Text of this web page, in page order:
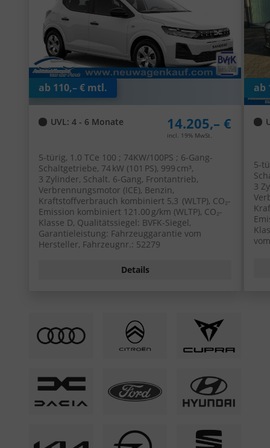
UVL : 4 - 6 Monate 14.205,– €
incl. 19% MwSt.
ab 110,– € mtl.
5-türig, 1.0 TCe 100 ; 74KW/100PS ; 6-Gang-
Schaltgetriebe, 74 kW (101 PS), 999 cm³,
3 Zylinder, Schalt. 6-Gang, Frontantrieb,
Verbrennungsmotor (ICE), Benzin,
Kraftstoffverbrauch kombiniert 5,3 (WLTP), CO₂-
Emission kombiniert 121.00 g/km (WLTP), CO₂-
Klasse D, Qualitätssiegel: BVFK-Siegel,
Garantieleistung: Fahrzeuggarantie vom
Hersteller, Fahrzeugnr.: 52279
Details
ab
5-
3